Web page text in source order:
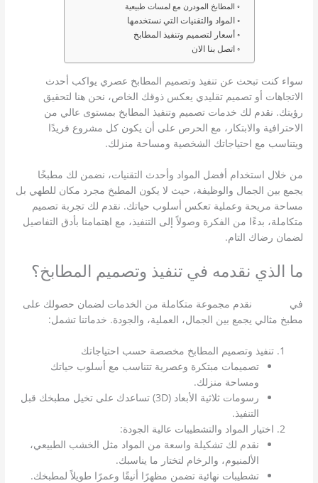
المطابخ المودرن مع لمسات طبيعية
المواد والتقنيات التي نستخدمها
أسعار لتصميم وتنفيذ المطابخ
اتصل بنا الان
سواء كنت تبحث عن تنفيذ وتصميم المطابخ عصري يواكب أحدث
الاتجاهات أو تصميم تقليدي يعكس ذوقك الخاص، نحن هنا لتحقيق
رؤيتك. نقدم لك خدمات تصميم وتنفيذ المطابخ بمستوى عالي من
الاحترافية والابتكار، مع الحرص على أن يكون كل مشروع فريدًا
ويتناسب مع احتياجاتك الشخصية ومساحة منزلك.
من خلال استخدام أفضل المواد وأحدث التقنيات، نضمن لك مطبخًا
يجمع بين الجمال والوظيفة، حيث لا يكون المطبخ مجرد مكان للطهي بل
مساحة مريحة وعملية تعكس أسلوب حياتك. نقدم لك تجربة تصميم
متكاملة، بدءًا من الفكرة وصولاً إلى التنفيذ، مع اهتمامنا بأدق التفاصيل
لضمان رضاك التام.
ما الذي نقدمه في تنفيذ وتصميم المطابخ؟
في
نقدم مجموعة متكاملة من الخدمات لضمان حصولك على
مطبخ مثالي يجمع بين الجمال، العملية، والجودة. خدماتنا تشمل:
تنفيذ وتصميم المطابخ مخصصة حسب احتياجاتك
تصميمات مبتكرة وعصرية تتناسب مع أسلوب حياتك
ومساحة منزلك.
رسومات ثلاثية الأبعاد (3D) تساعدك على تخيل مطبخك قبل
التنفيذ.
اختيار المواد والتشطيبات عالية الجودة:
نقدم لك تشكيلة واسعة من المواد مثل الخشب الطبيعي،
الألمنيوم، والرخام لتختار ما يناسبك.
تشطيبات نهائية تضمن مظهرًا أنيقًا وعمرًا طويلاً لمطبخك.